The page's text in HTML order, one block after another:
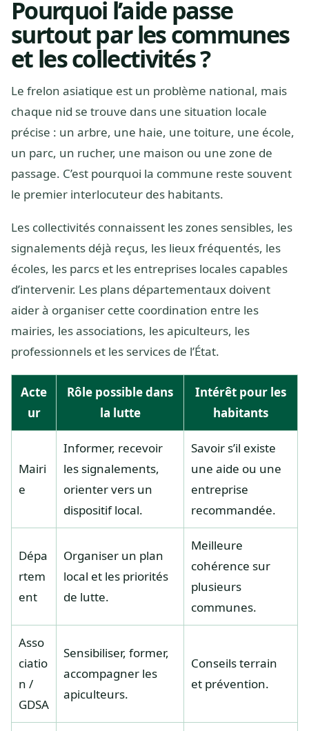
Pourquoi l’aide passe
surtout par les communes
et les collectivités ?
Le frelon asiatique est un problème national, mais
chaque nid se trouve dans une situation locale
précise : un arbre, une haie, une toiture, une école,
un parc, un rucher, une maison ou une zone de
passage. C’est pourquoi la commune reste souvent
le premier interlocuteur des habitants.
Les collectivités connaissent les zones sensibles, les
signalements déjà reçus, les lieux fréquentés, les
écoles, les parcs et les entreprises locales capables
d’intervenir. Les plans départementaux doivent
aider à organiser cette coordination entre les
mairies, les associations, les apiculteurs, les
professionnels et les services de l’État.
Acte
ur
Rôle possible dans
la lutte
Intérêt pour les
habitants
Mairi
e
Informer, recevoir
les signalements,
orienter vers un
dispositif local.
Savoir s’il existe
une aide ou une
entreprise
recommandée.
Dépa
rtem
ent
Organiser un plan
local et les priorités
de lutte.
Meilleure
cohérence sur
plusieurs
communes.
Asso
ciatio
n /
GDSA
Sensibiliser, former,
accompagner les
apiculteurs.
Conseils terrain
et prévention.